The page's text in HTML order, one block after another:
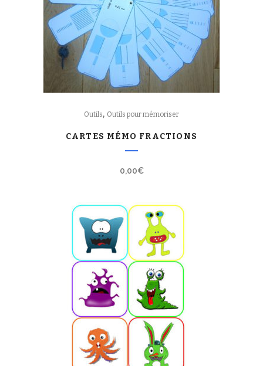
Outils, Outils pour mémoriser
CARTES MÉMO FRACTIONS
0,00€